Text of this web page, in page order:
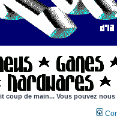
coup de main... Vous pouvez